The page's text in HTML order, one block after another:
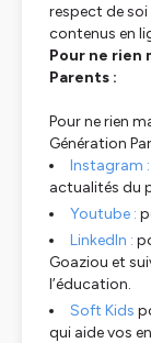
respect de
contenus en
Pour ne rien
Parents :
Pour ne rien
Génération
Instagram :
actualités du
Youtube :
LinkedIn :
Goaziou et
l’éducation.
Soft Kids
qui aide vos